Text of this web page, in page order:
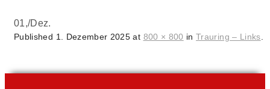
01,/Dez.
Published 1. Dezember 2025 at 800 × 800 inTrauring – Links